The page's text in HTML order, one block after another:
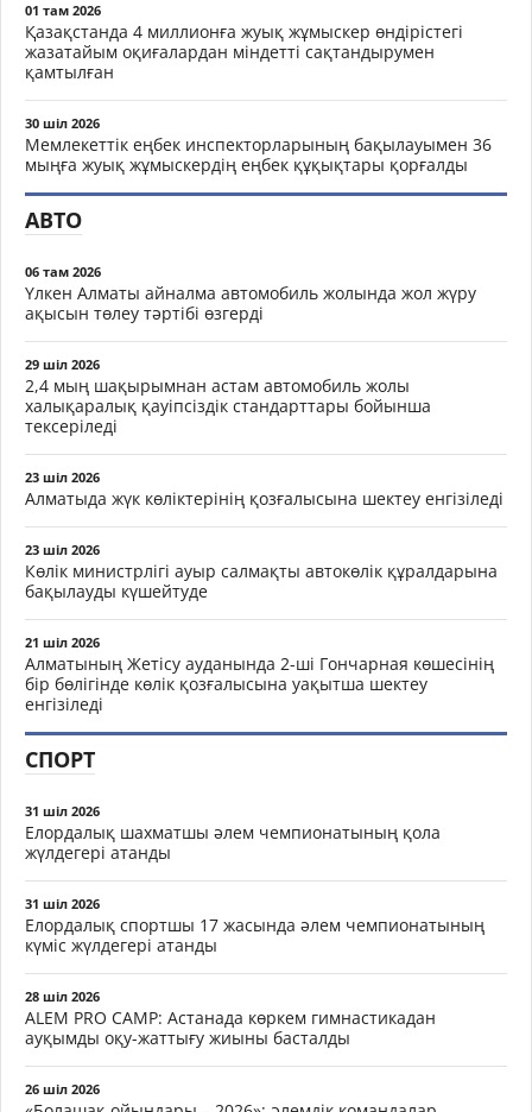
01 там 2026
Қазақстанда 4 миллионға жуық жұмыскер өндірістегі
жазатайым оқиғалардан міндетті сақтандырумен
қамтылған
30 шіл 2026
Мемлекеттік еңбек инспекторларының бақылауымен 36
мыңға жуық жұмыскердің еңбек құқықтары қорғалды
АВТО
06 там 2026
Үлкен Алматы айналма автомобиль жолында жол жүру
ақысын төлеу тәртібі өзгерді
29 шіл 2026
2,4 мың шақырымнан астам автомобиль жолы
халықаралық қауіпсіздік стандарттары бойынша
тексеріледі
23 шіл 2026
Алматыда жүк көліктерінің қозғалысына шектеу енгізіледі
23 шіл 2026
Көлік министрлігі ауыр салмақты автокөлік құралдарына
бақылауды күшейтуде
21 шіл 2026
Алматының Жетісу ауданында 2-ші Гончарная көшесінің
бір бөлігінде көлік қозғалысына уақытша шектеу
енгізіледі
СПОРТ
31 шіл 2026
Елордалық шахматшы әлем чемпионатының қола
жүлдегері атанды
31 шіл 2026
Елордалық спортшы 17 жасында әлем чемпионатының
күміс жүлдегері атанды
28 шіл 2026
ALEM PRO CAMP: Астанада көркем гимнастикадан
ауқымды оқу-жаттығу жиыны басталды
26 шіл 2026